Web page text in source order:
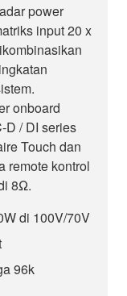
power
input 20 x
onboard
D / DI series
Touch dan
remote kontrol
8Ω.
di 100V/70V
96k